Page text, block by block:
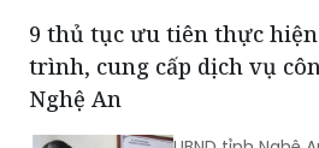
9 thủ tục ưu tiên thực
trình, cung cấp dịch vụ
Nghệ An